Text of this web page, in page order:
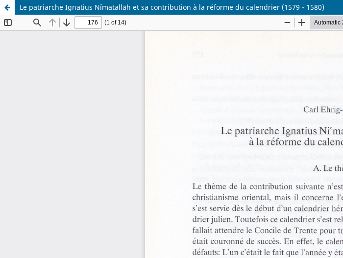
Le patriarche Ignatius Niʿmatallāh et sa contribution à la réforme du calendrier (1579 - 1580)